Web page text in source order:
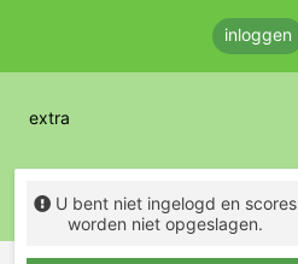
inloggen
extra
U bent niet ingelogd en scores
worden niet opgeslagen.